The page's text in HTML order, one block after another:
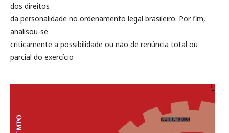
dos direitos
da personalidade no ordenamento legal brasileiro. Por fim,
analisou-se
criticamente a possibilidade ou não de renúncia total ou
parcial do exercício